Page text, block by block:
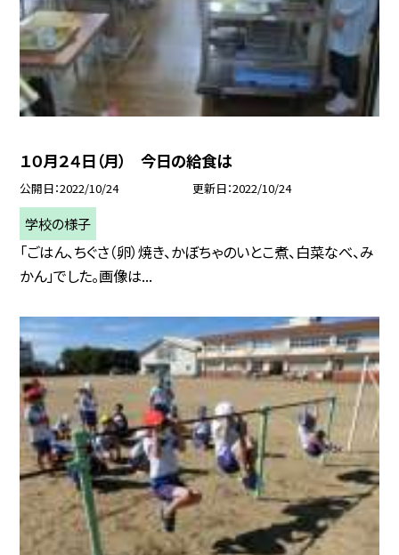
１０月２４日（月） 今日の給食は
公開日 2022/10/24 更新日 2022/10/24
学校の様子
「ごはん、ちぐさ（卵）焼き、かぼちゃのいとこ煮、白菜なべ、み
かん」でした。画像は...